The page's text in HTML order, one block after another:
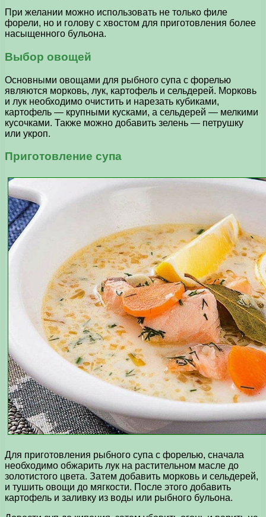
При желании можно использовать не только филе
форели, но и голову с хвостом для приготовления более
насыщенного бульона.
Выбор овощей
Основными овощами для рыбного супа с форелью
являются морковь, лук, картофель и сельдерей. Морковь
и лук необходимо очистить и нарезать кубиками,
картофель — крупными кусками, а сельдерей — мелкими
кусочками. Также можно добавить зелень — петрушку
или укроп.
Приготовление супа
Для приготовления рыбного супа с форелью, сначала
необходимо обжарить лук на растительном масле до
золотистого цвета. Затем добавить морковь и сельдерей,
и тушить овощи до мягкости. После этого добавить
картофель и заливку из воды или рыбного бульона.